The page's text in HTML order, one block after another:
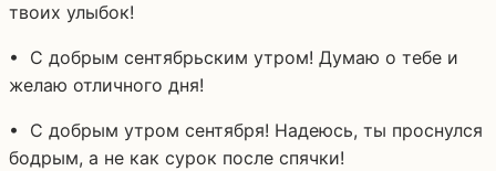
твоих улыбок!
• С добрым сентябрьским утром! Думаю о тебе и
желаю отличного дня!
• С добрым утром сентября! Надеюсь, ты проснулся
бодрым, а не как сурок после спячки!